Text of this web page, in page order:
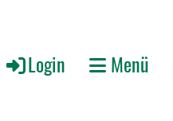
Login Menü